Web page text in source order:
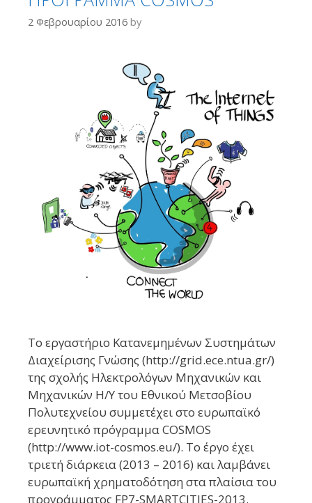
2 Φεβρουαρίου 2016 by
Το εργαστήριο Κατανεμημένων Συστημάτων
Διαχείρισης Γνώσης (http://grid.ece.ntua.gr/)
της σχολής Ηλεκτρολόγων Μηχανικών και
Μηχανικών Η/Υ του Εθνικού Μετσοβίου
Πολυτεχνείου συμμετέχει στο ευρωπαϊκό
ερευνητικό πρόγραμμα COSMOS
(http://www.iot-cosmos.eu/). Το έργο έχει
τριετή διάρκεια (2013 – 2016) και λαμβάνει
ευρωπαϊκή χρηματοδότηση στα πλαίσια του
προγράμματος FP7-SMARTCITIES-2013.